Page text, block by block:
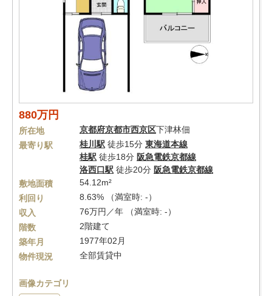
880万円
所在地 京都府京都市西京区下津林佃
最寄り駅
桂川駅 徒歩15分 東海道本線
桂駅 徒歩18分 阪急電鉄京都線
洛西口駅 徒歩20分 阪急電鉄京都線
敷地面積
54.12m²
利回り
8.63% （満室時: -）
収入
76万円／年 （満室時: -）
階数
2階建て
築年月
1977年02月
物件現況
全部賃貸中
画像カテゴリ